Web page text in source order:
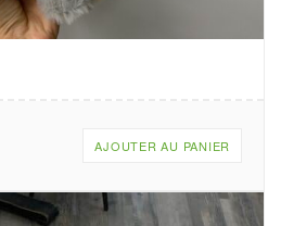
AJOUTER AU PANIER